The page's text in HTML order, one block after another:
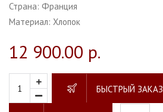
Страна: Франция
Материал: Хлопок
12 900.00 р.
БЫСТРЫЙ ЗАКАЗ